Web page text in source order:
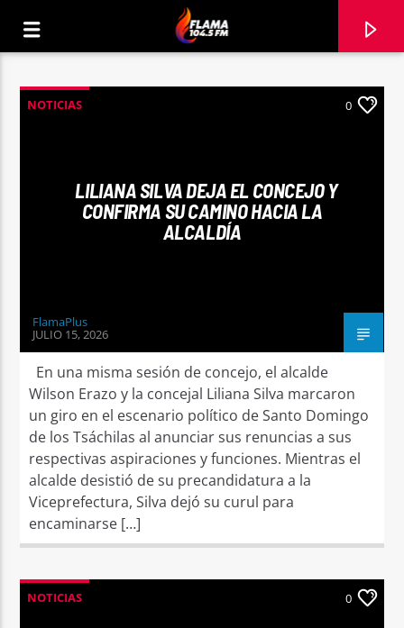
CANCIÓN ACTUAL
TÍTULO
ARTISTA
Señal FM
NOTICIAS 0
LILIANA SILVA DEJA EL CONCEJO Y
CONFIRMA SU CAMINO HACIA LA
ALCALDÍA
FlamaPlus
JULIO 15, 2026
En una misma sesión de concejo, el alcalde
Wilson Erazo y la concejal Liliana Silva marcaron
un giro en el escenario político de Santo Domingo
de los Tsáchilas al anunciar sus renuncias a sus
respectivas aspiraciones y funciones. Mientras el
alcalde desistió de su precandidatura a la
Viceprefectura, Silva dejó su curul para
encaminarse […]
NOTICIAS 0